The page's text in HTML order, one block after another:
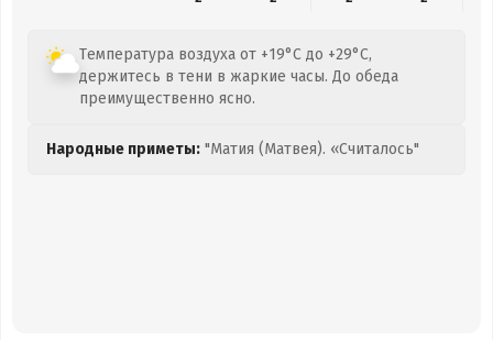
Температура воздуха от +19°C до +29°C,
держитесь в тени в жаркие часы. До обеда
преимущественно ясно.
Народные приметы: "Матия (Матвея). «Считалось"